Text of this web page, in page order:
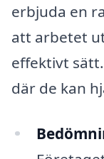
erbjuda en
att arbetet
effektivt
där de kan